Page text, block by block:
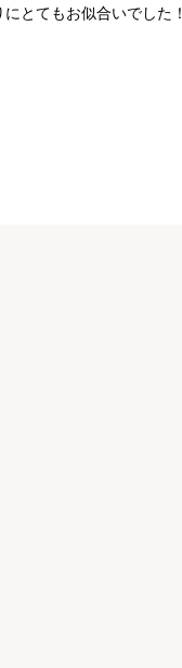
とてもお似合いでした！